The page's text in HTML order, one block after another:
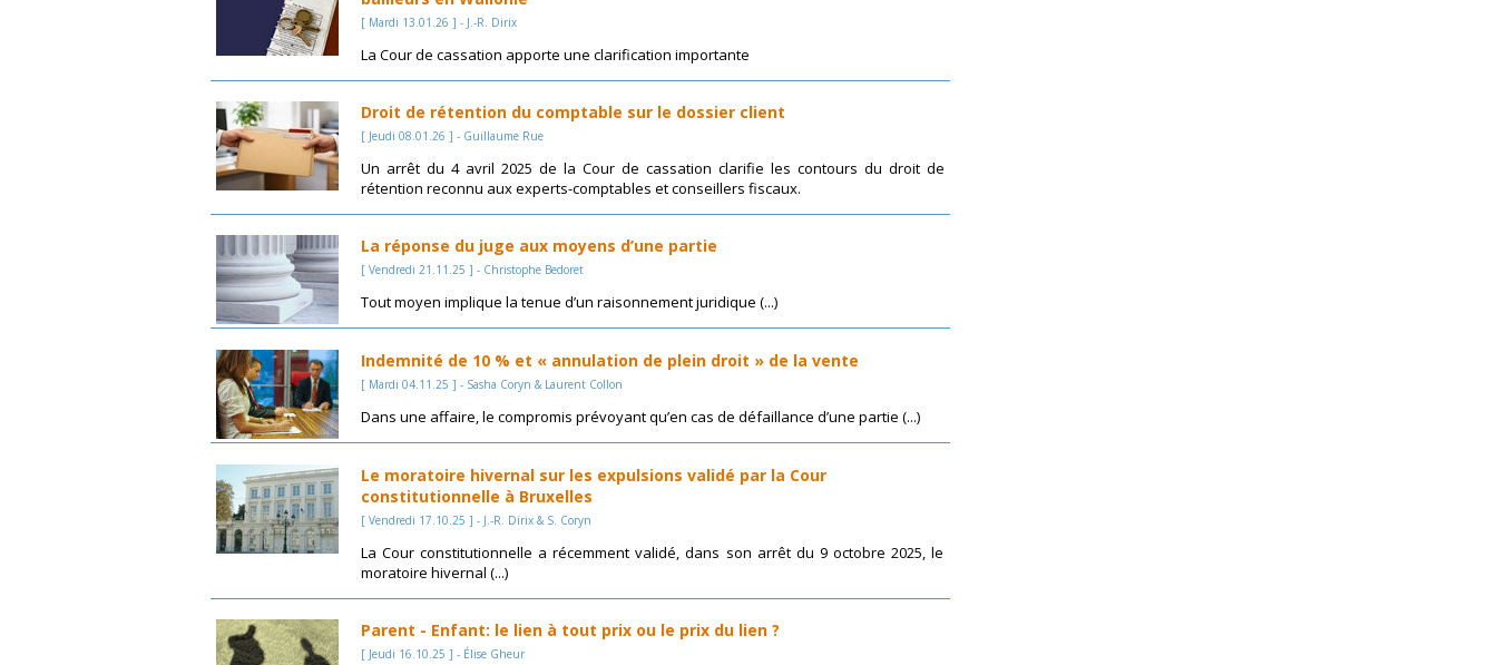
[ Mardi 13.01.26 ] - J.-R. Dirix
La Cour de cassation apporte une clarification importante
Droit de rétention du comptable sur le dossier client
[ Jeudi 08.01.26 ] - Guillaume Rue
Un arrêt du 4 avril 2025 de la Cour de cassation clarifie les contours du droit de
rétention reconnu aux experts-comptables et conseillers fiscaux.
La réponse du juge aux moyens d’une partie
[ Vendredi 21.11.25 ] - Christophe Bedoret
Tout moyen implique la tenue d’un raisonnement juridique (...)
Indemnité de 10 % et « annulation de plein droit » de la vente
[ Mardi 04.11.25 ] - Sasha Coryn & Laurent Collon
Dans une affaire, le compromis prévoyant qu’en cas de défaillance d’une partie (...)
Le moratoire hivernal sur les expulsions validé par la Cour
constitutionnelle à Bruxelles
[ Vendredi 17.10.25 ] - J.-R. Dirix & S. Coryn
La Cour constitutionnelle a récemment validé, dans son arrêt du 9 octobre 2025, le
moratoire hivernal (...)
Parent - Enfant: le lien à tout prix ou le prix du lien ?
[ Jeudi 16.10.25 ] - Élise Gheur